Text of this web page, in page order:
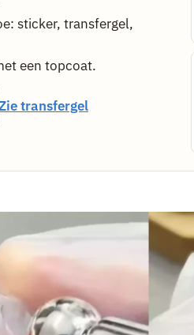
sticker, transfergel,
een topcoat.
transfergel